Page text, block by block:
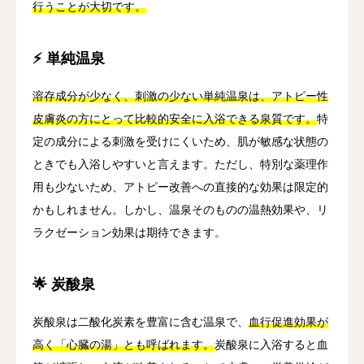
行うことが大切です。
⚡ 単純温泉
溶存成分が少なく、刺激の少ない単純温泉は、アトピー性
皮膚炎の方にとって比較的安全に入浴できる泉質です。特
定の成分による刺激を受けにくいため、肌が敏感な状態の
ときでも入浴しやすいと言えます。ただし、特別な薬理作
用も少ないため、アトピー改善への直接的な効果は限定的
かもしれません。しかし、温泉そのものの温熱効果や、リ
ラクゼーション効果は期待できます。
🌟 炭酸泉
炭酸泉は二酸化炭素を豊富に含む温泉で、 血行促進効果が
高く「心臓の湯」とも呼ばれます。炭酸泉に入浴すると血